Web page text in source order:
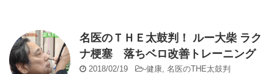
名医のＴＨＥ太鼓判！ ルー大柴 ラク
ナ梗塞 落ちベロ改善トレーニング
2018/02/19 -健康, 名医のTHE太鼓判